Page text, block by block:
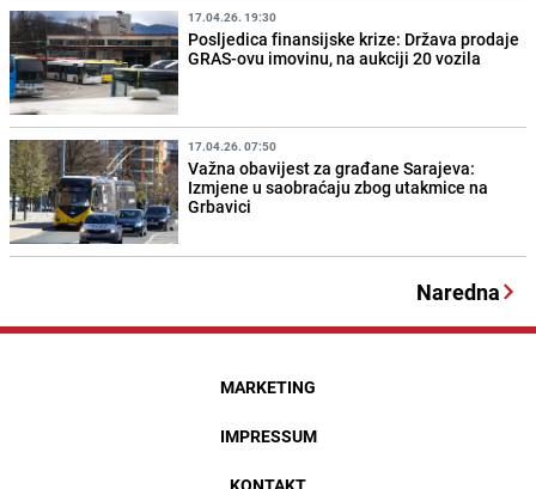
17.04.26. 19:30
Posljedica finansijske krize: Država prodaje
GRAS-ovu imovinu, na aukciji 20 vozila
17.04.26. 07:50
Važna obavijest za građane Sarajeva:
Izmjene u saobraćaju zbog utakmice na
Grbavici
Naredna
MARKETING
IMPRESSUM